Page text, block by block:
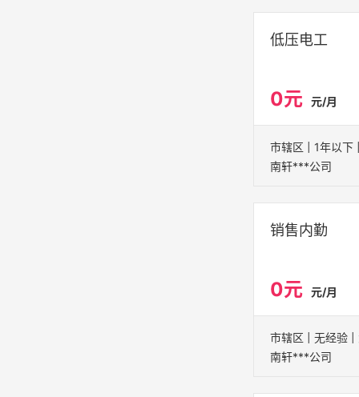
低压电工
0元 元/月
南轩***公司
销售内勤
0元 元/月
南轩***公司